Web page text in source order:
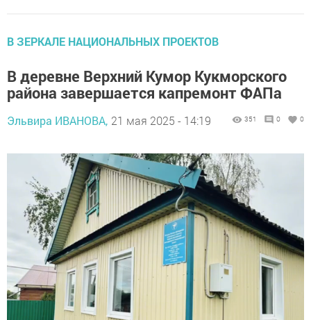
В ЗЕРКАЛЕ НАЦИОНАЛЬНЫХ ПРОЕКТОВ
В деревне Верхний Кумор Кукморского
района завершается капремонт ФАПа
Эльвира ИВАНОВА, 21 мая 2025 - 14:19 351 0 0